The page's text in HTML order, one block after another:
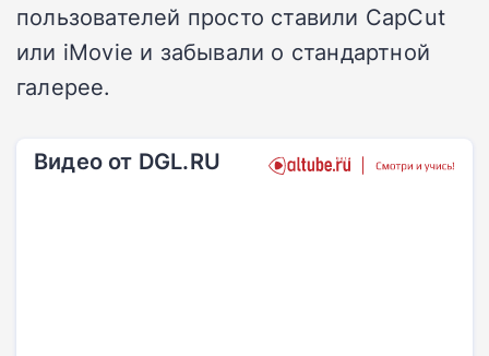
пользователей просто ставили CapCut
или iMovie и забывали о стандартной
галерее.
Видео от DGL.RU